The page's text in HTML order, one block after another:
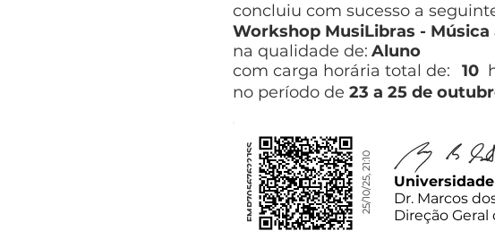
concluiu com sucesso a
Workshop MusiLibras -
na qualidade de: Aluno
com carga horária total de:
10
no período de 23 a 25 de
FMP70567622JSS 25/10/25, 21:10
Dr. Marcos
Direção